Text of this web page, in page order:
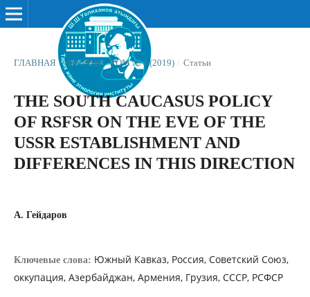
ГЛАВНАЯ / АРХИВЫ / ТОМ № 4 (2019) / Статьи
THE SOUTH CAUCASUS POLICY
OF RSFSR ON THE EVE OF THE
USSR ESTABLISHMENT AND
DIFFERENCES IN THIS DIRECTION
A. Гейдаров
Ключевые слова: Южный Кавказ, Россия, Советский Союз,
оккупация, Азербайджан, Армения, Грузия, СССР, РСФСР